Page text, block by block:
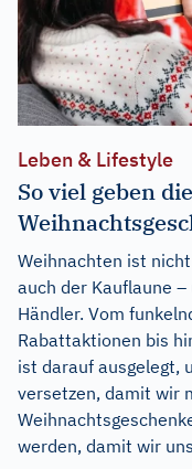
Leben & Lifestyle
So viel geben
Weihnachten ist
auch der Kauflaune
Händler. Vom
Rabattaktionen bis
ist darauf ausgelegt,
versetzen, damit wir
werden, damit wir